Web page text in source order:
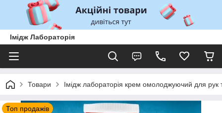
Імідж Лабораторія
Товари Імідж лабораторія крем омолоджуючий для рук
Топ продажів